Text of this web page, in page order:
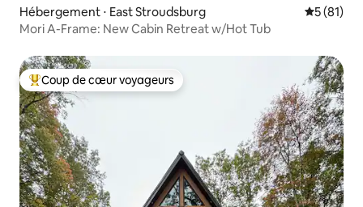
Hébergement ⋅ East Stroudsburg
5 (81)
Mori A-Frame: New Cabin Retreat w/Hot Tub
Coups de cœur voyageurs les plus appréciés
Coup de cœur voyageurs